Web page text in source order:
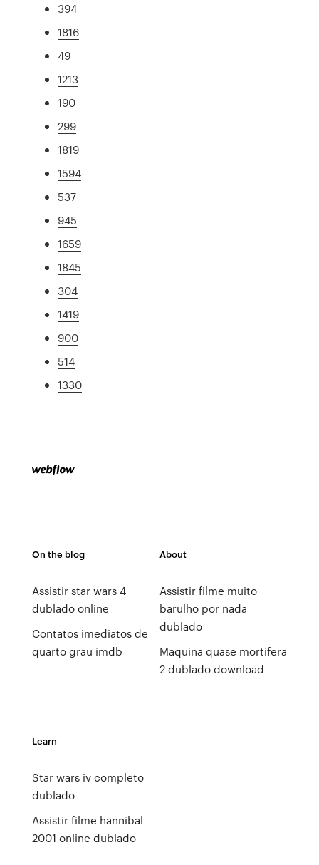
394
1816
49
1213
190
299
1819
1594
537
945
1659
1845
304
1419
900
514
1330
On the blog
Assistir star wars 4
dublado online
Contatos imediatos de
quarto grau imdb
About
Assistir filme muito
barulho por nada
dublado
Maquina quase mortifera
2 dublado download
Learn
Star wars iv completo
dublado
Assistir filme hannibal
2001 online dublado